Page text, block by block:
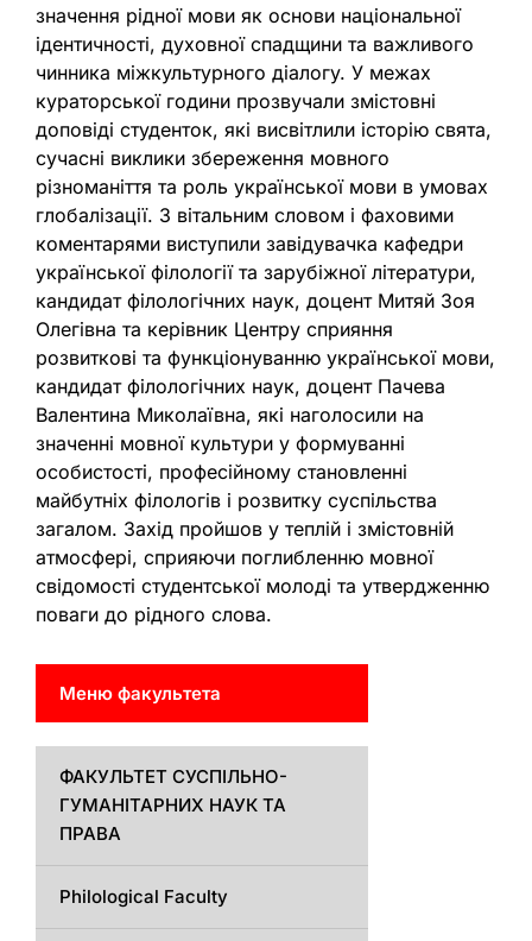
значення рідної мови як основи національної
ідентичності, духовної спадщини та важливого
чинника міжкультурного діалогу. У межах
кураторської години прозвучали змістовні
доповіді студенток, які висвітлили історію свята,
сучасні виклики збереження мовного
різноманіття та роль української мови в умовах
глобалізації. З вітальним словом і фаховими
коментарями виступили завідувачка кафедри
української філології та зарубіжної літератури,
кандидат філологічних наук, доцент Митяй Зоя
Олегівна та керівник Центру сприяння
розвиткові та функціонуванню української мови,
кандидат філологічних наук, доцент Пачева
Валентина Миколаївна, які наголосили на
значенні мовної культури у формуванні
особистості, професійному становленні
майбутніх філологів і розвитку суспільства
загалом. Захід пройшов у теплій і змістовній
атмосфері, сприяючи поглибленню мовної
свідомості студентської молоді та утвердженню
поваги до рідного слова.
Меню факультета
ФАКУЛЬТЕТ СУСПІЛЬНО-
ГУМАНІТАРНИХ НАУК ТА
ПРАВА
Philological Faculty